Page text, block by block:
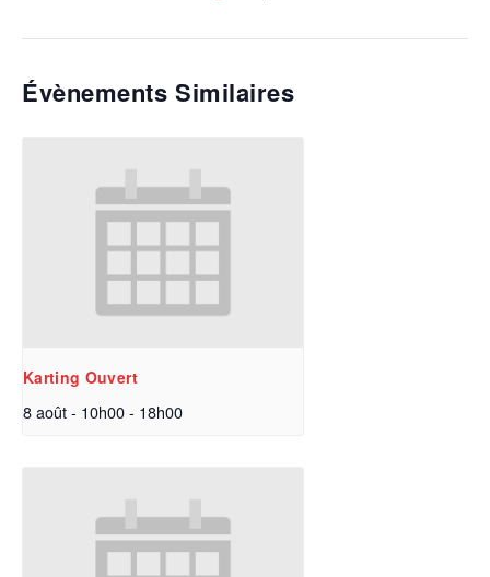
Évènements Similaires
Karting Ouvert
8 août - 10h00- 18h00